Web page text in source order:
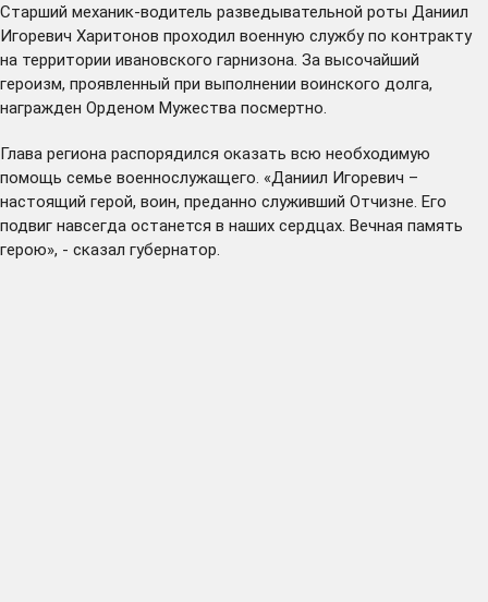
Старший механик-водитель разведывательной роты Даниил
Игоревич Харитонов проходил военную службу по контракту
на территории ивановского гарнизона. За высочайший
героизм, проявленный при выполнении воинского долга,
награжден Орденом Мужества посмертно.
Глава региона распорядился оказать всю необходимую
помощь семье военнослужащего. «Даниил Игоревич –
настоящий герой, воин, преданно служивший Отчизне. Его
подвиг навсегда останется в наших сердцах. Вечная память
герою», - сказал губернатор.